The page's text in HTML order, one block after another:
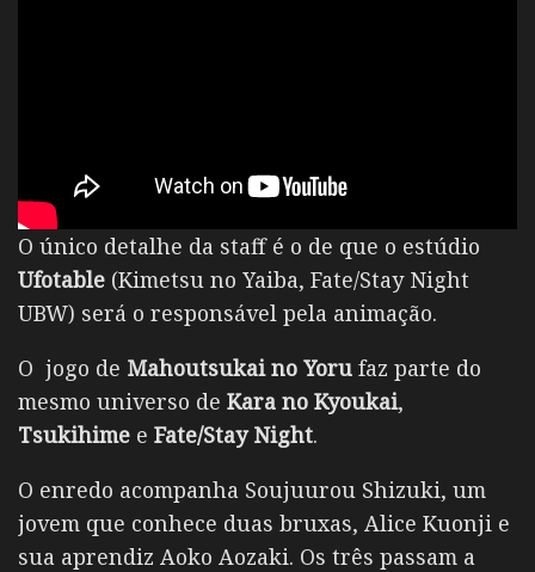
O único detalhe da staff é o de que o estúdio
Ufotable (Kimetsu no Yaiba, Fate/Stay Night
UBW) será o responsável pela animação.
O jogo de Mahoutsukai no Yoru faz parte do
mesmo universo de Kara no Kyoukai,
Tsukihime e Fate/Stay Night.
O enredo acompanha Soujuurou Shizuki, um
jovem que conhece duas bruxas, Alice Kuonji e
sua aprendiz Aoko Aozaki. Os três passam a